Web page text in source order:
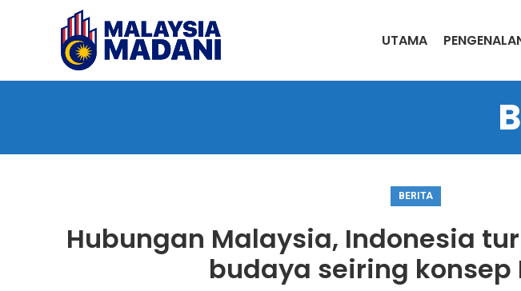
UTAMA
BERITA
Hubungan Malaysia, Indonesia
budaya seiring konsep